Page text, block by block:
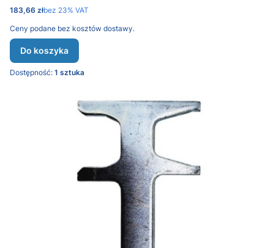
Cena netto
183,66 złbez 23% VAT
Ceny podane bez kosztów dostawy.
Do koszyka
Dostępność: 1 sztuka